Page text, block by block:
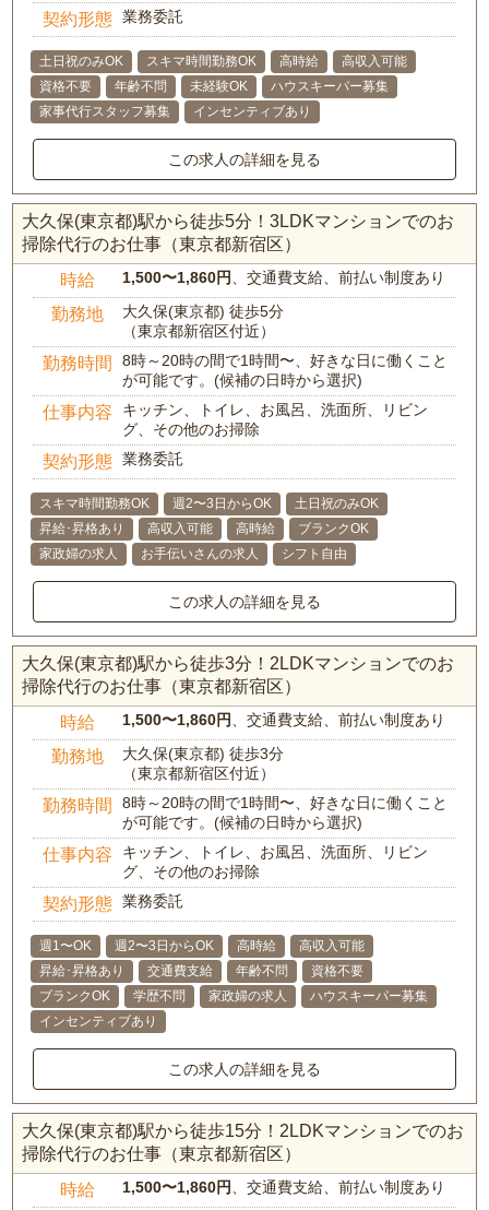
契約形態 業務委託
土日祝のみOK スキマ時間勤務OK 高時給
高収入可能
資格不要
年齢不問 未経験OK
ハウスキーパー募集
家事代行スタッフ募集
インセンティブあり
この求人の詳細を見る
大久保(東京都)駅から徒歩5分！3LDKマンションでのお
掃除代行のお仕事（東京都新宿区）
時給 1,500〜1,860円 、交通費支給、前払い制度あり
勤務地
大久保(東京都) 徒歩5分
（東京都新宿区付近）
勤務時間
8時～20時の間で1時間〜、好きな日に働くこと
が可能です。(候補の日時から選択)
仕事内容
キッチン、トイレ、お風呂、洗面所、リビン
グ、その他のお掃除
契約形態 業務委託
スキマ時間勤務OK 週2〜3日からOK
土日祝のみOK
昇給･昇格あり
高収入可能 高時給
ブランクOK
家政婦の求人
お手伝いさんの求人 シフト自由
この求人の詳細を見る
大久保(東京都)駅から徒歩3分！2LDKマンションでのお
掃除代行のお仕事（東京都新宿区）
時給 1,500〜1,860円 、交通費支給、前払い制度あり
勤務地
大久保(東京都) 徒歩3分
（東京都新宿区付近）
勤務時間
8時～20時の間で1時間〜、好きな日に働くこと
が可能です。(候補の日時から選択)
仕事内容
キッチン、トイレ、お風呂、洗面所、リビン
グ、その他のお掃除
契約形態 業務委託
週1〜OK 週2〜3日からOK 高時給
高収入可能
昇給･昇格あり
交通費支給 年齢不問
資格不要
ブランクOK
学歴不問 家政婦の求人
ハウスキーパー募集
インセンティブあり
この求人の詳細を見る
大久保(東京都)駅から徒歩15分！2LDKマンションでのお
掃除代行のお仕事（東京都新宿区）
時給 1,500〜1,860円 、交通費支給、前払い制度あり